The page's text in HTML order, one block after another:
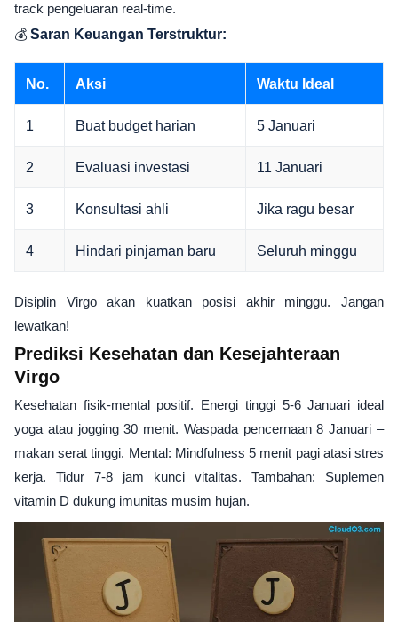
track pengeluaran real-time.
💰 Saran Keuangan Terstruktur:
No. Aksi Waktu Ideal
1 Buat budget harian 5 Januari
2 Evaluasi investasi 11 Januari
3 Konsultasi ahli Jika ragu besar
4 Hindari pinjaman baru Seluruh minggu
Disiplin Virgo akan kuatkan posisi akhir minggu. Jangan
lewatkan!
Prediksi Kesehatan dan Kesejahteraan
Virgo
Kesehatan fisik-mental positif. Energi tinggi 5-6 Januari ideal
yoga atau jogging 30 menit. Waspada pencernaan 8 Januari –
makan serat tinggi. Mental: Mindfulness 5 menit pagi atasi stres
kerja. Tidur 7-8 jam kunci vitalitas. Tambahan: Suplemen
vitamin D dukung imunitas musim hujan.